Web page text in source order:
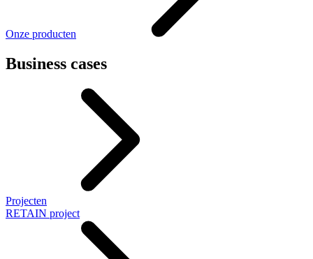
Onze producten
Business cases
Projecten
RETAIN project